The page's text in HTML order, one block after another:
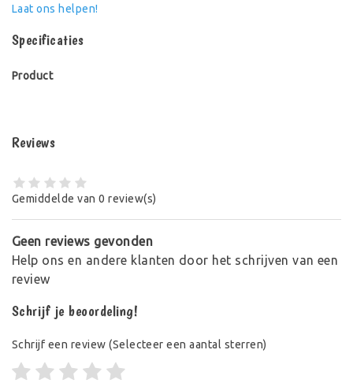
Laat ons helpen!
Specificaties
Product
Reviews
Gemiddelde van 0 review(s)
Geen reviews gevonden
Help ons en andere klanten door het schrijven van een
review
Schrijf je beoordeling!
Schrijf een review (Selecteer een aantal sterren)